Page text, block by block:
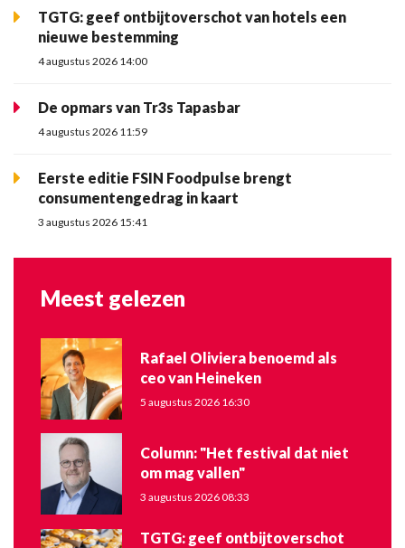
TGTG: geef ontbijtoverschot van hotels een
nieuwe bestemming
4 augustus 2026 14:00
De opmars van Tr3s Tapasbar
4 augustus 2026 11:59
Eerste editie FSIN Foodpulse brengt
consumentengedrag in kaart
3 augustus 2026 15:41
Meest gelezen
Rafael Oliviera benoemd als
ceo van Heineken
5 augustus 2026 16:30
Column: "Het festival dat niet
om mag vallen"
3 augustus 2026 08:33
TGTG: geef ontbijtoverschot